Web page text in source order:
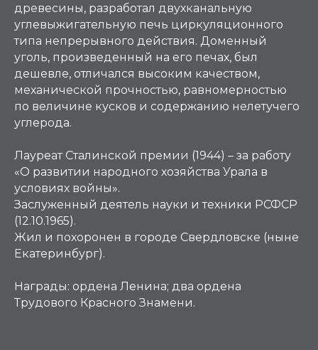
древесины, разработал двухканальную
углевыжигательную печь циркуляционного
типа непрерывного действия. Доменный
уголь, произведенный на его печах, был
дешевле, отличался высоким качеством,
механической прочностью, равномерностью
по величине кусков и содержанию нелетучего
углерода.
Лауреат Сталинской премии (1944) – за работу
«О развитии народного хозяйства Урала в
условиях войны».
Заслуженный деятель науки и техники РСФСР
(12.10.1965).
Жил и похоронен в городе Свердловске (ныне
Екатеринбург).
Награды: ордена Ленина; два ордена
Трудового Красного Знамени.